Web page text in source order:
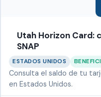
Utah Horizon Card:
SNAP
ESTADOS UNIDOS
Consulta el saldo de tu
en Estados Unidos.